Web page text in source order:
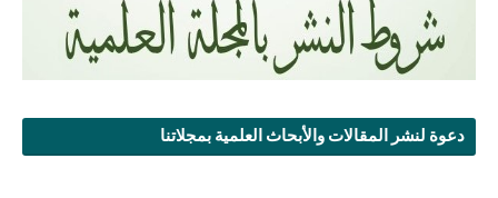
دعوة لنشر المقالات والأبحاث العلمية بمجلاتنا